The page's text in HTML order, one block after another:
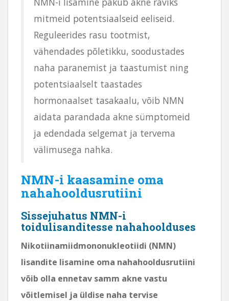
mitmeid potentsiaalseid eeliseid.
Reguleerides rasu tootmist,
vähendades põletikku, soodustades
naha paranemist ja taastumist ning
potentsiaalselt taastades
hormonaalset tasakaalu, võib NMN
aidata parandada akne sümptomeid
ja edendada selgemat ja tervema
välimusega nahka.
NMN-i kaasamine oma
nahahooldusrutiini
Sissejuhatus NMN-i
toidulisanditesse nahahoolduses
Nikotiinamiidmononukleotiidi (NMN)
lisandite lisamine oma nahahooldusrutiini
võib olla ennetav samm akne vastu
võitlemisel ja üldise naha tervise